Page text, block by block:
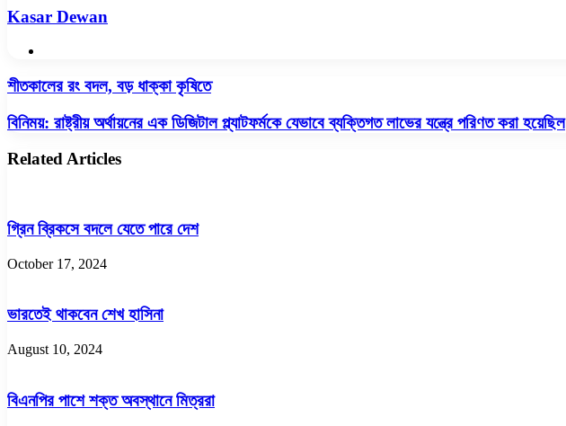
Kasar Dewan
শীতকালের
বদল,
বড়
কৃষিতে
শীতকালের রং বদল, বড় ধাক্কা কৃষিতে
বিনিময়:
অর্থায়নের
এক
যেভাবে
ব্যক্তিগত
যন্ত্রে
হয়েছিল
বিনিময়: রাষ্ট্রীয় অর্থায়নের এক ডিজিটাল প্ল্যাটফর্মকে যেভাবে ব্যক্তিগত লাভের যন্ত্রে পরিণত করা হয়েছিল
Related Articles
গ্রিন ব্রিকসে বদলে যেতে পারে দেশ
October 17, 2024
ভারতেই থাকবেন শেখ হাসিনা
August 10, 2024
বিএনপির পাশে শক্ত অবস্থানে মিত্ররা